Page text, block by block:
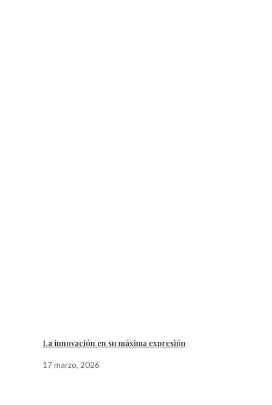
La innovación en su máxima expresión
17 marzo, 2026